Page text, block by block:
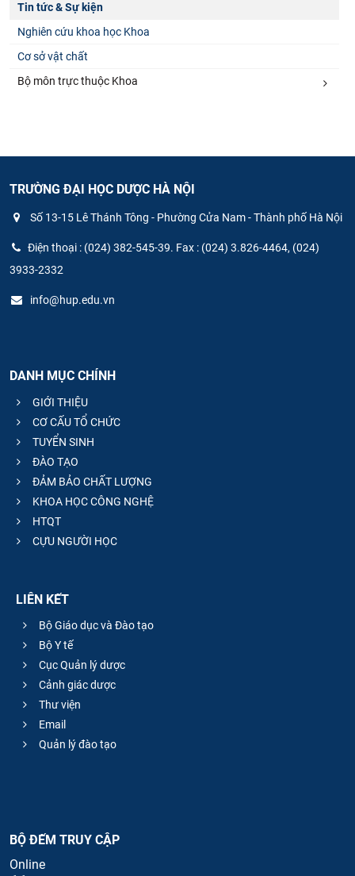
Tin tức & Sự kiện
Nghiên cứu khoa học Khoa
Cơ sở vật chất
Bộ môn trực thuộc Khoa
TRƯỜNG ĐẠI HỌC DƯỢC HÀ NỘI
Số 13-15 Lê Thánh Tông - Phường Cửa Nam - Thành phố Hà Nội
Điện thoại : (024) 382-545-39. Fax : (024) 3.826-4464, (024)
3933-2332
info@hup.edu.vn
DANH MỤC CHÍNH
GIỚI THIỆU
CƠ CẤU TỔ CHỨC
TUYỂN SINH
ĐÀO TẠO
ĐẢM BẢO CHẤT LƯỢNG
KHOA HỌC CÔNG NGHỆ
HTQT
CỰU NGƯỜI HỌC
LIÊN KẾT
Bộ Giáo dục và Đào tạo
Bộ Y tế
Cục Quản lý dược
Cảnh giác dược
Thư viện
Email
Quản lý đào tạo
BỘ ĐẾM TRUY CẬP
Online